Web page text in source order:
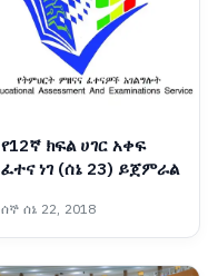
የ12ኛ ክፍል ሀገር አቀፍ
ፈተና ነገ (ሰኔ 23) ይጀምራል
ሰኞ ሰኔ 22, 2018